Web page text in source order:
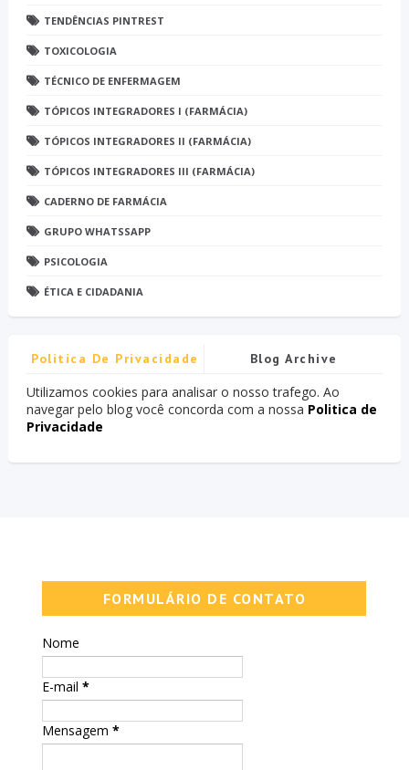
TENDÊNCIAS PINTREST
TOXICOLOGIA
TÉCNICO DE ENFERMAGEM
TÓPICOS INTEGRADORES I (FARMÁCIA)
TÓPICOS INTEGRADORES II (FARMÁCIA)
TÓPICOS INTEGRADORES III (FARMÁCIA)
CADERNO DE FARMÁCIA
GRUPO WHATSSAPP
PSICOLOGIA
ÉTICA E CIDADANIA
Politica De Privacidade Blog Archive
Utilizamos cookies para analisar o nosso trafego. Ao
navegar pelo blog você concorda com a nossa Politica de
Privacidade
FORMULÁRIO DE CONTATO
Nome
E-mail*
Mensagem*